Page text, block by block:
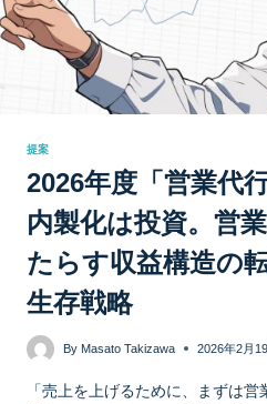
提案
2026年度「営業代
内製化は投資。営
たらす収益構造の
生存戦略
By Masato Takizawa 2026年2月
「売上を上げるために、まずは